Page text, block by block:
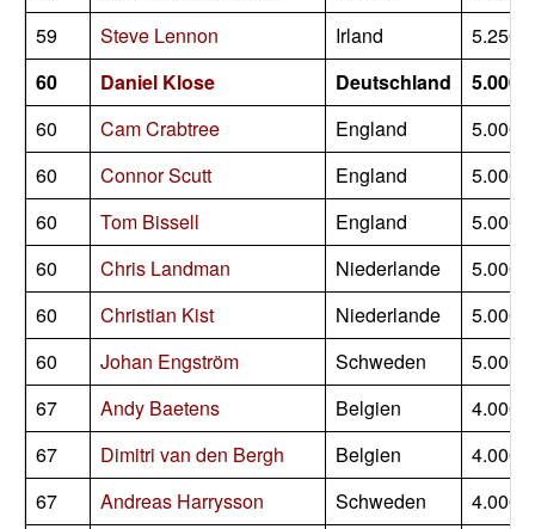
59
Steve Lennon Irland
5.250
60
Daniel Klose Deutschland
5.000
60
Cam Crabtree England
5.000
60
Connor Scutt England
5.000
60
Tom Bissell England
5.000
60
Chris Landman Niederlande
5.000
60
Christian Kist Niederlande
5.000
60
Johan Engström Schweden
5.000
67
Andy Baetens Belgien
4.000
67
Dimitri van den Bergh Belgien
4.000
67
Andreas Harrysson Schweden
4.000